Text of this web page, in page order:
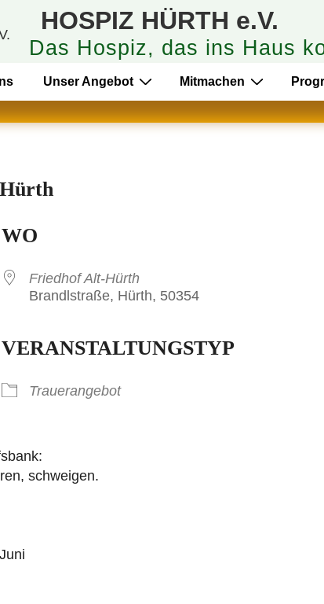
HOSPIZ HÜRTH e.V.
Das Hospiz, das ins Haus
Unser Angebot Mitmachen
WO
Friedhof Alt-Hürth
Brandlstraße, Hürth, 50354
VERANSTALTUNGSTYP
Trauerangebot
schweigen.